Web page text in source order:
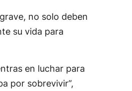
no solo deben
su vida para
en luchar para
por sobrevivir”,